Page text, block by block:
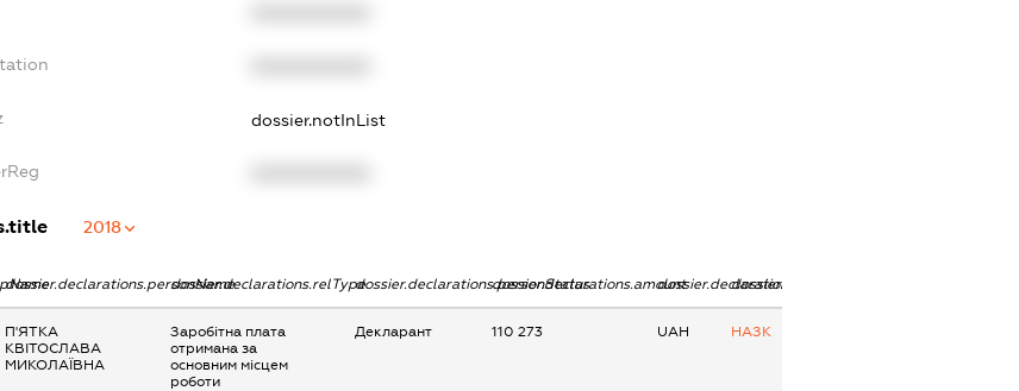
dossier.notInList
2018
dossier.declarations.personNamedossier.declarations.relTypedossier.declarations.personStatusdossier.declarations.amountdossier.declarations.currency
dossier.declarations.source
П'ЯТКА
КВІТОСЛАВА
МИКОЛАЇВНА
Заробітна плата
отримана за
основним місцем
роботи
Декларант 110 273 UAH НАЗК